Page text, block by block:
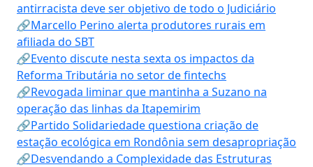
antirracista deve ser objetivo de todo o Judiciário
🔗Marcello Perino alerta produtores rurais em
afiliada do SBT
🔗Evento discute nesta sexta os impactos da
Reforma Tributária no setor de fintechs
🔗Revogada liminar que mantinha a Suzano na
operação das linhas da Itapemirim
🔗Partido Solidariedade questiona criação de
estação ecológica em Rondônia sem desapropriação
🔗Desvendando a Complexidade das Estruturas